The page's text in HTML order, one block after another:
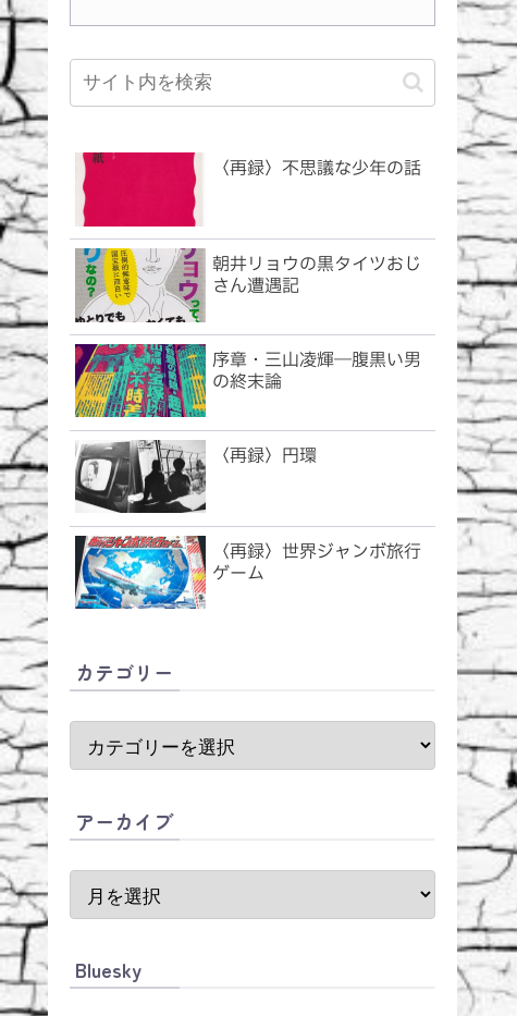
〈再録〉不思議な少年の話
朝井リョウの黒タイツおじ
さん遭遇記
序章・三山凌輝―腹黒い男
の終末論
〈再録〉円環
〈再録〉世界ジャンボ旅行
ゲーム
カテゴリー
アーカイブ
Bluesky